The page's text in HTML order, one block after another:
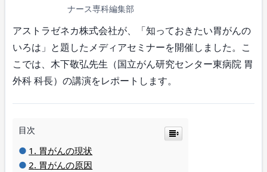
ナース専科編集部
アストラゼネカ株式会社が、「知っておきたい胃がんの
いろは」と題したメディアセミナーを開催しました。こ
こでは、木下敬弘先生（国立がん研究センター東病院 胃
外科 科長）の講演をレポートします。
目次
胃がんの現状
胃がんの原因